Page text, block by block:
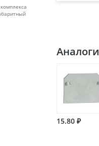
Аналоги
15.80 ₽